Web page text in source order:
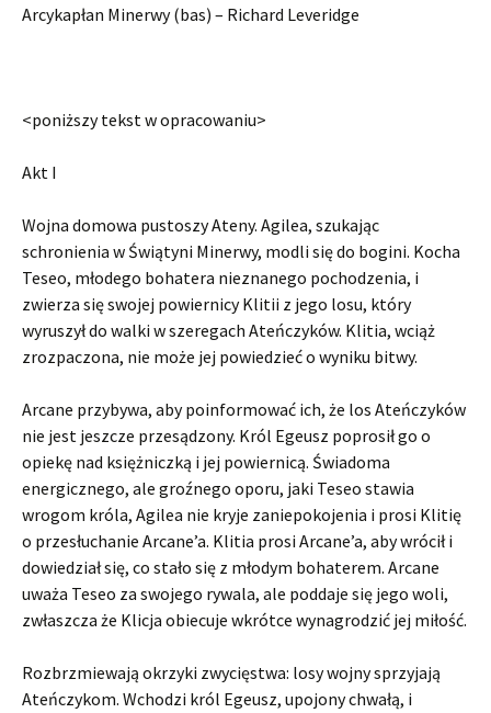
Arcykapłan Minerwy (bas) – Richard Leveridge
<poniższy tekst w opracowaniu>
Akt I
Wojna domowa pustoszy Ateny. Agilea, szukając
schronienia w Świątyni Minerwy, modli się do bogini. Kocha
Teseo, młodego bohatera nieznanego pochodzenia, i
zwierza się swojej powiernicy Klitii z jego losu, który
wyruszył do walki w szeregach Ateńczyków. Klitia, wciąż
zrozpaczona, nie może jej powiedzieć o wyniku bitwy.
Arcane przybywa, aby poinformować ich, że los Ateńczyków
nie jest jeszcze przesądzony. Król Egeusz poprosił go o
opiekę nad księżniczką i jej powiernicą. Świadoma
energicznego, ale groźnego oporu, jaki Teseo stawia
wrogom króla, Agilea nie kryje zaniepokojenia i prosi Klitię
o przesłuchanie Arcane’a. Klitia prosi Arcane’a, aby wrócił i
dowiedział się, co stało się z młodym bohaterem. Arcane
uważa Teseo za swojego rywala, ale poddaje się jego woli,
zwłaszcza że Klicja obiecuje wkrótce wynagrodzić jej miłość.
Rozbrzmiewają okrzyki zwycięstwa: losy wojny sprzyjają
Ateńczykom. Wchodzi król Egeusz, upojony chwałą, i